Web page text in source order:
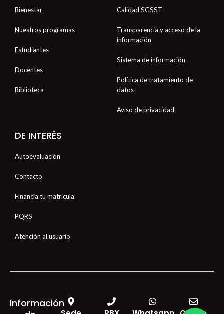
Bienestar
Nuestros programas
Estudiantes
Docentes
Biblioteca
Calidad SGSST
Transparencia y acceso de la
información
Sistema de información
Política de tratamiento de
datos
Aviso de privacidad
DE INTERÉS
Autoevaluación
Contacto
Financia tu matrícula
PQRS
Atención al usuario
Información